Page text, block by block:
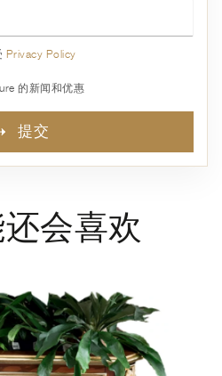
Privacy Policy
的新闻和优惠
提交
会喜欢